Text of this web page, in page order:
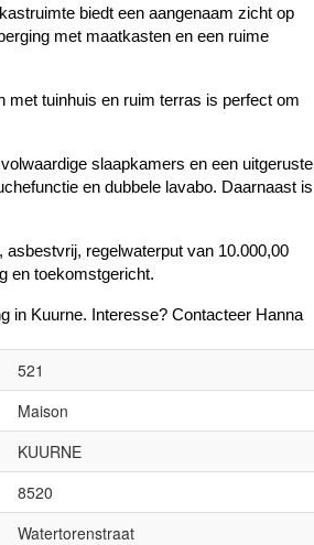
biedt een aangenaam zicht op
met maatkasten en een ruime
met tuinhuis en ruim terras is perfect om
slaapkamers en een uitgeruste
en dubbele lavabo. Daarnaast is
regelwaterput van 10.000,00
en toekomstgericht.
in Kuurne. Interesse? Contacteer Hanna
521
Maison
KUURNE
8520
Watertorenstraat